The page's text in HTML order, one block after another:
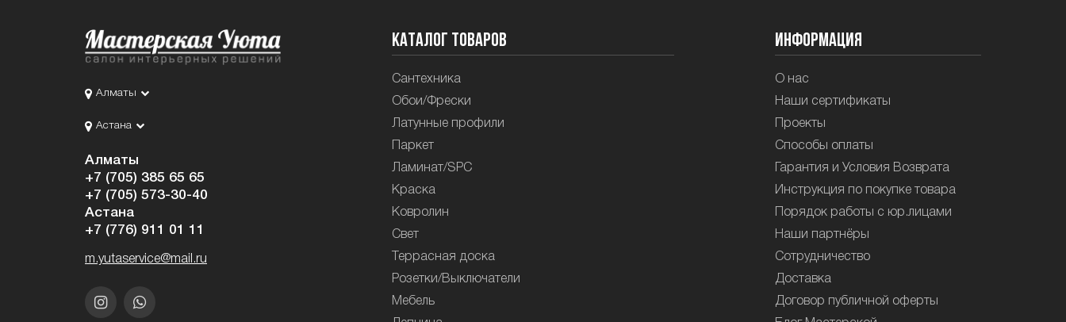
Алматы
Астана
Алматы
+7 (705) 385 65 65
+7 (705) 573-30-40
Астана
+7 (776) 911 01 11
m.yutaservice@mail.ru
Каталог товаров
Сантехника
Обои/Фрески
Латунные профили
Паркет
Ламинат/SPC
Краска
Ковролин
Свет
Террасная доска
Розетки/Выключатели
Мебель
Информация
О нас
Наши сертификаты
Проекты
Способы оплаты
Гарантия и Условия Возврата
Инструкция по покупке товара
Порядок работы с юр.лицами
Наши партнёры
Сотрудничество
Доставка
Договор публичной оферты